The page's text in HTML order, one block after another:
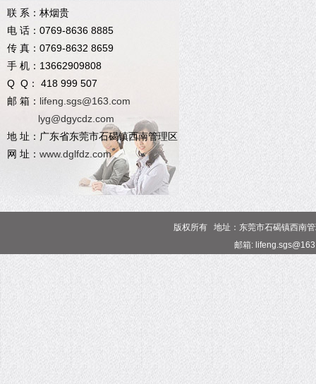
联 系：林烟贵
电 话：0769-8636 8885
传 真：0769-8632 8659
手 机：13662909808
Q Q： 418 999 507
邮 箱： lifeng.sgs@163.com
lyg@dgycdz.com
地 址：广东省东莞市石碣镇西南管理区
网 址： www.dglfdz.com
版权所有 地址：东莞市石碣镇西南
邮箱: